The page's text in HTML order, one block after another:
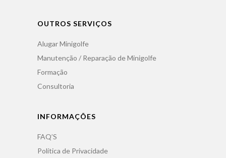
OUTROS SERVIÇOS
Alugar Minigolfe
Manutenção / Reparação de Minigolfe
Formação
Consultoria
INFORMAÇÕES
FAQ’S
Política de Privacidade